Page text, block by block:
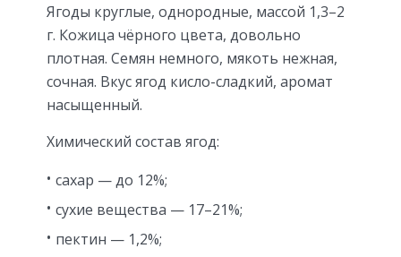
Ягоды круглые, однородные, массой 1,3–2
г. Кожица чёрного цвета, довольно
плотная. Семян немного, мякоть нежная,
сочная. Вкус ягод кисло-сладкий, аромат
насыщенный.
Химический состав ягод:
сахар — до 12%;
сухие вещества — 17–21%;
пектин — 1,2%;